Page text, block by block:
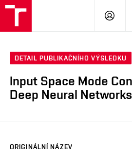
DETAIL PUBLIKAČNÍHO VÝSLEDKU
Input Space Mode
Deep Neural Networks
ORIGINÁLNÍ NÁZEV